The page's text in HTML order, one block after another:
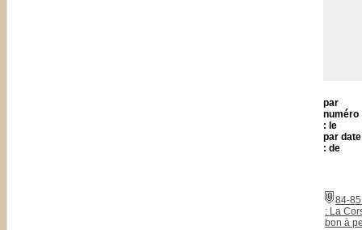
par
numéro
: le
par date
: de
84-
: La
bon à